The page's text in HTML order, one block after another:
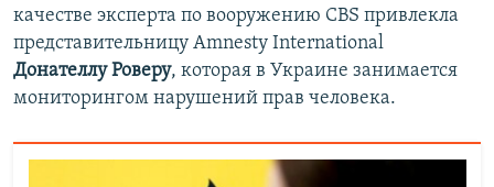
качестве эксперта по вооружению CBS привлекла
представительницу Amnesty International
Донателлу Роверу, которая в Украине занимается
мониторингом нарушений прав человека.